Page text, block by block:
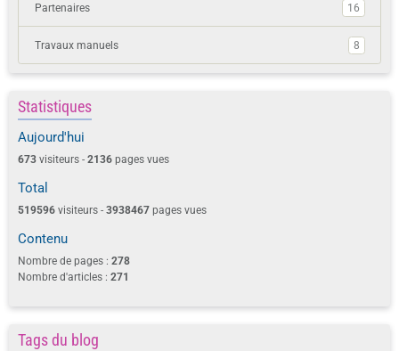
Partenaires 16
Travaux manuels 8
Statistiques
Aujourd'hui
673 visiteurs - 2136 pages vues
Total
519596 visiteurs - 3938467 pages vues
Contenu
Nombre de pages : 278
Nombre d'articles : 271
Tags du blog